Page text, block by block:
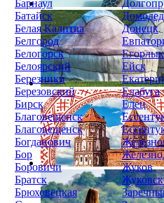
Барнаул
Батайск
Белая Калитва
Белгород
Белогорск
Белоярский
Березники
Березовский
Бирск
Благовещенск
Благовещенск
Богданович
Бор
Боровичи
Братск
Брюховецкая
Донецк
Ейск
Елабуга
Елец
Жуков